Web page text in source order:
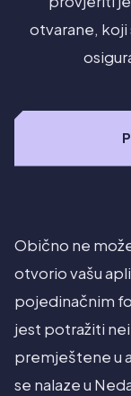
otvarane, koji
Obično ne
otvorio vašu
pojedinačnim
jest potražiti
premještene u
se nalaze u